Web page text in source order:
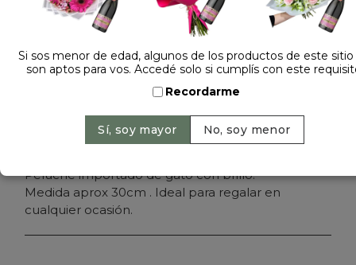
Precio: $ 28.000
Cantidad:
Agregar al carrito
Peluche importado de gato con brillo.
Medida aprox 30cm . Ideal para regalar en
cualquier ocasión.
Si sos menor de edad, algunos de los productos de este
son aptos para vos. Accedé solo si cumplís con este
Recordarme